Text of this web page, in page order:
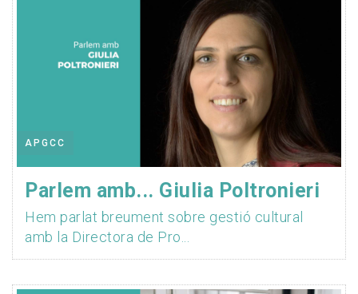
APGCC
Parlem amb... Giulia Poltronieri
Hem parlat breument sobre gestió cultural
amb la Directora de Pro...